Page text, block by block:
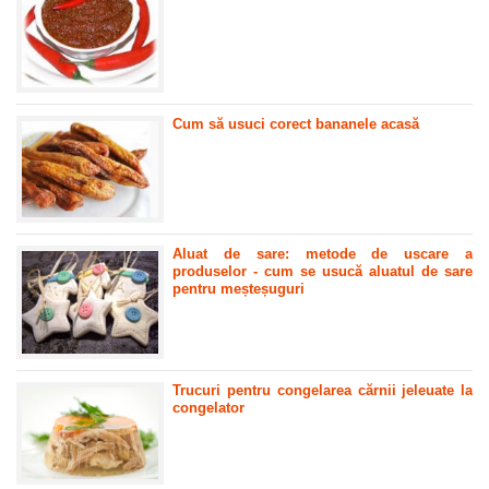
Cum să usuci corect bananele acasă
Aluat de sare: metode de uscare a
produselor - cum se usucă aluatul de sare
pentru meșteșuguri
Trucuri pentru congelarea cărnii jeleuate la
congelator